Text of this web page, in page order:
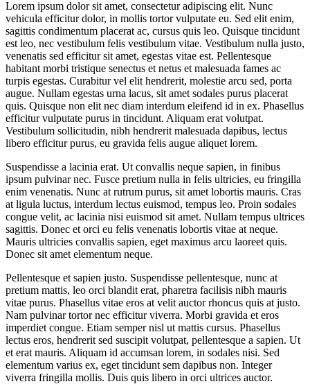
Lorem ipsum dolor sit amet, consectetur adipiscing elit. Nunc
vehicula efficitur dolor, in mollis tortor vulputate eu. Sed elit enim,
sagittis condimentum placerat ac, cursus quis leo. Quisque tincidunt
est leo, nec vestibulum felis vestibulum vitae. Vestibulum nulla justo,
venenatis sed efficitur sit amet, egestas vitae est. Pellentesque
habitant morbi tristique senectus et netus et malesuada fames ac
turpis egestas. Curabitur vel elit hendrerit, molestie arcu sed, porta
augue. Nullam egestas urna lacus, sit amet sodales purus placerat
quis. Quisque non elit nec diam interdum eleifend id in ex. Phasellus
efficitur vulputate purus in tincidunt. Aliquam erat volutpat.
Vestibulum sollicitudin, nibh hendrerit malesuada dapibus, lectus
libero efficitur purus, eu gravida felis augue aliquet lorem.
Suspendisse a lacinia erat. Ut convallis neque sapien, in finibus
ipsum pulvinar nec. Fusce pretium nulla in felis ultricies, eu fringilla
enim venenatis. Nunc at rutrum purus, sit amet lobortis mauris. Cras
at ligula luctus, interdum lectus euismod, tempus leo. Proin sodales
congue velit, ac lacinia nisi euismod sit amet. Nullam tempus ultrices
sagittis. Donec et orci eu felis venenatis lobortis vitae at neque.
Mauris ultricies convallis sapien, eget maximus arcu laoreet quis.
Donec sit amet elementum neque.
Pellentesque et sapien justo. Suspendisse pellentesque, nunc at
pretium mattis, leo orci blandit erat, pharetra facilisis nibh mauris
vitae purus. Phasellus vitae eros at velit auctor rhoncus quis at justo.
Nam pulvinar tortor nec efficitur viverra. Morbi gravida et eros
imperdiet congue. Etiam semper nisl ut mattis cursus. Phasellus
lectus eros, hendrerit sed suscipit volutpat, pellentesque a sapien. Ut
et erat mauris. Aliquam id accumsan lorem, in sodales nisi. Sed
elementum varius ex, eget tincidunt sem dapibus non. Integer
viverra fringilla mollis. Duis quis libero in orci ultrices auctor.